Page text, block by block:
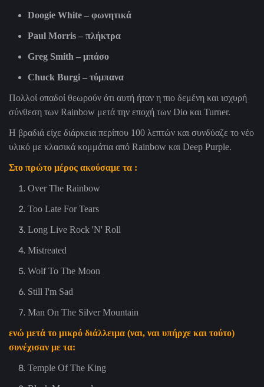
Doogie White – φωνητικά
Paul Morris – πλήκτρα
Greg Smith – μπάσο
Chuck Burgi – τύμπανα
Πολλοί οπαδοί θεωρούν ότι αυτή ήταν η πιο δεμένη και ισχυρή
σύνθεση των Rainbow μετά την εποχή των Dio και Turner.
Η βραδιά είχε διάρκεια περίπου 100 λεπτών και συνδύαζε το νέο
υλικό με κλασικά κομμάτια από Rainbow και Deep Purple.
Στο πρώτο μέρος ακούσαμε τα :
Over The Rainbow
Too Late For Tears
Long Live Rock 'N' Roll
Mistreated
Wolf To The Moon
Still I'm Sad
Man On The Silver Mountain
ενώ μετά το μικρό διάλλειμα (ναι, ναι υπήρχε και τούτο)
συνέχισαν με τα:
Temple Of The King